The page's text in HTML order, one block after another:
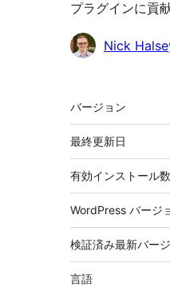
プラグインに貢
貢
Nick
メ
タ
バージョン
最終更新日
有効インストール数
WordPress バージ
検証済み最新バー
言語